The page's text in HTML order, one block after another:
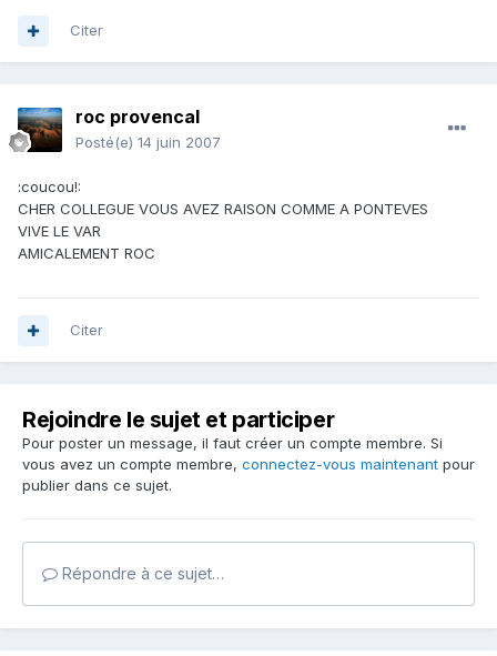
Citer
roc provencal
Posté(e) 14 juin 2007
:coucou!:
CHER COLLEGUE VOUS AVEZ RAISON COMME A PONTEVES
VIVE LE VAR
AMICALEMENT ROC
Citer
Rejoindre le sujet et participer
Pour poster un message, il faut créer un compte membre. Si
vous avez un compte membre, connectez-vous maintenant pour
publier dans ce sujet.
Répondre à ce sujet…